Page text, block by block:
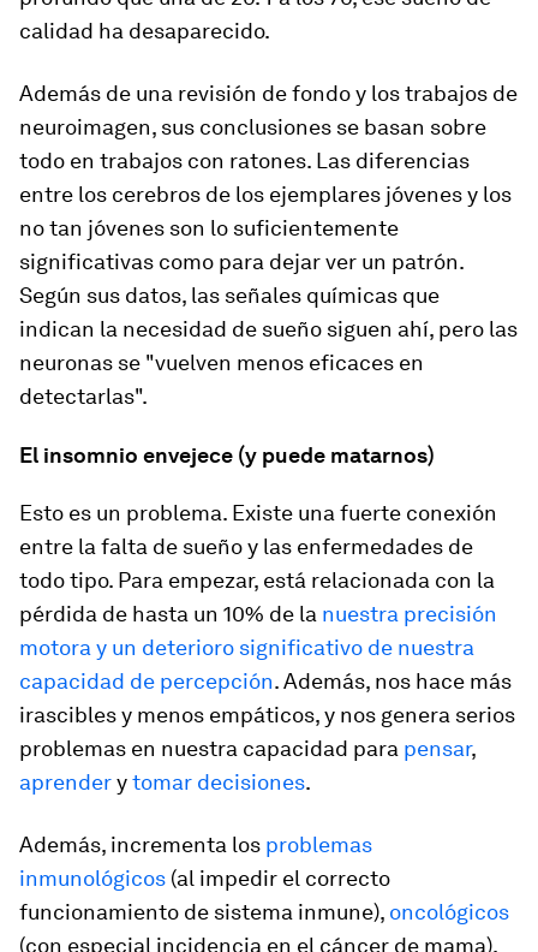
calidad ha desaparecido.
Además de una revisión de fondo y los trabajos de
neuroimagen, sus conclusiones se basan sobre
todo en trabajos con ratones. Las diferencias
entre los cerebros de los ejemplares jóvenes y los
no tan jóvenes son lo suficientemente
significativas como para dejar ver un patrón.
Según sus datos, las señales químicas que
indican la necesidad de sueño siguen ahí, pero las
neuronas se "vuelven menos eficaces en
detectarlas".
El insomnio envejece (y puede matarnos)
Esto es un problema. Existe una fuerte conexión
entre la falta de sueño y las enfermedades de
todo tipo. Para empezar, está relacionada con la
pérdida de hasta un 10% de la nuestra precisión
motora y un deterioro significativo de nuestra
capacidad de percepción. Además, nos hace más
irascibles y menos empáticos, y nos genera serios
problemas en nuestra capacidad para pensar,
aprenderytomar decisiones.
Además, incrementa los problemas
inmunológicos (al impedir el correcto
funcionamiento de sistema inmune), oncológicos
(con especial incidencia en el cáncer de mama),